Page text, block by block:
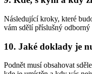
Následující kroky, které
vám sdělí příslušný
10. Jaké doklady je
Podnět musí obsahovat